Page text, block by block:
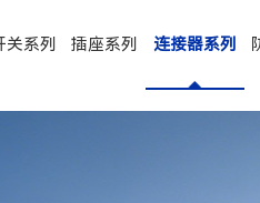
关系列 插座系列 连接器系列